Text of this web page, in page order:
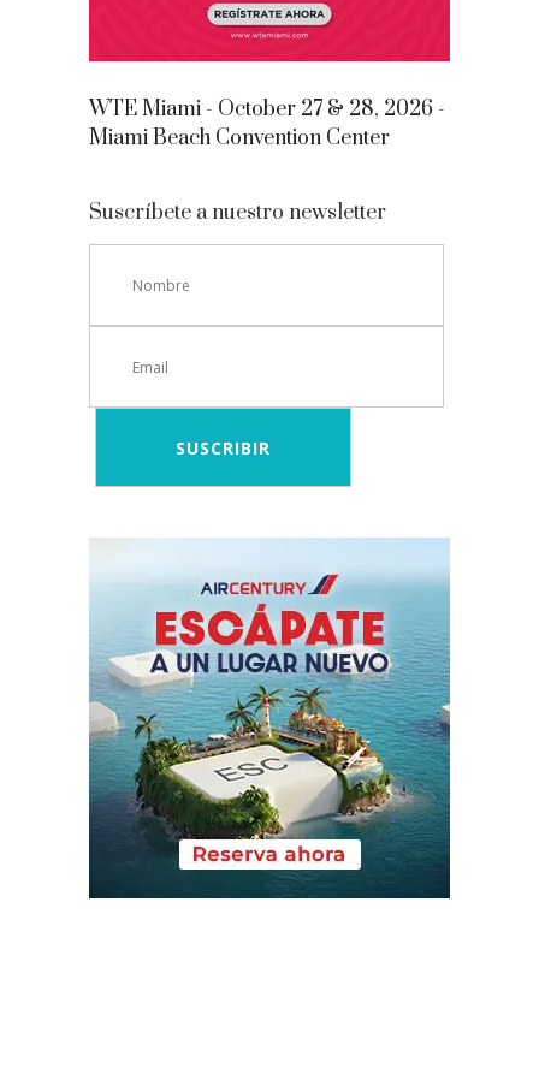
WTE Miami - October 27 & 28, 2026 -
Miami Beach Convention Center
Suscríbete a nuestro newsletter